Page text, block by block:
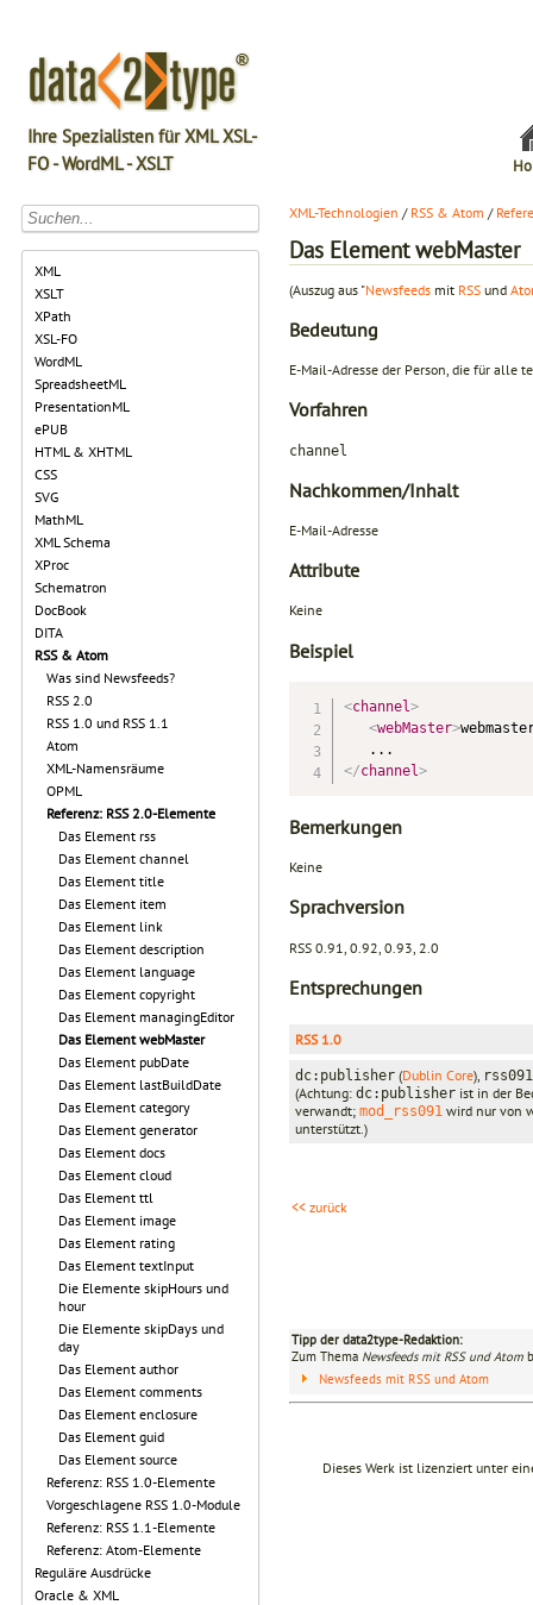
Ihre Spezialisten für XML XSL-
FO - WordML - XSLT
XML
XSLT
XPath
XSL-FO
WordML
SpreadsheetML
PresentationML
ePUB
HTML & XHTML
CSS
SVG
MathML
XML Schema
XProc
Schematron
DocBook
DITA
RSS & Atom
Was sind Newsfeeds?
RSS 2.0
RSS 1.0 und RSS 1.1
Atom
XML-Namensräume
OPML
Referenz: RSS 2.0-Elemente
Das Element rss
Das Element channel
Das Element title
Das Element item
Das Element link
Das Element description
Das Element language
Das Element copyright
Das Element managingEditor
Das Element webMaster
Das Element pubDate
Das Element lastBuildDate
Das Element category
Das Element generator
Das Element docs
Das Element cloud
Das Element ttl
Das Element image
Das Element rating
Das Element textInput
Die Elemente skipHours und
hour
Die Elemente skipDays und
day
Das Element author
Das Element comments
Das Element enclosure
Das Element guid
Das Element source
Referenz: RSS 1.0-Elemente
Vorgeschlagene RSS 1.0-Module
Referenz: RSS 1.1-Elemente
Referenz: Atom-Elemente
Reguläre Ausdrücke
Oracle & XML
XML-Technologien / RSS & Atom /
Das Element webMaster
(Auszug aus "Newsfeeds mit RSS und
Bedeutung
E-Mail-Adresse der Person, die für alle
Vorfahren
channel
Nachkommen/Inhalt
E-Mail-Adresse
Attribute
Keine
Beispiel
<channel>
<webMaster>
</channel>
Bemerkungen
Keine
Sprachversion
RSS 0.91, 0.92, 0.93, 2.0
Entsprechungen
RSS 1.0
dc:publisher (Dublin Core),
(Achtung: dc:publisher ist in der
verwandt; mod_rss091 wird nur von
unterstützt.)
<< zurück
Tipp der data2type-Redaktion:
Zum Thema Newsfeeds mit RSS und Atom
Newsfeeds mit RSS und Atom
Dieses Werk ist lizenziert unter